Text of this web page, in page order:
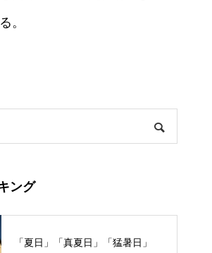
。
ング
「夏日」「真夏日」「猛暑日」